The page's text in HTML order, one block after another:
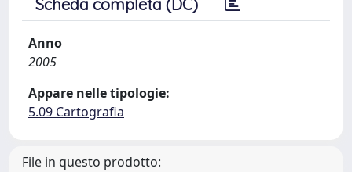
Scheda completa (DC)
Anno
2005
Appare nelle tipologie:
5.09 Cartografia
File in questo prodotto: